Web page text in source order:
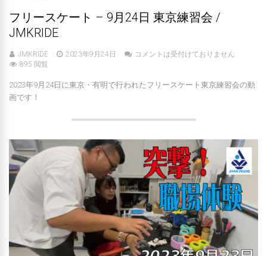
フリースケート – 9月24日 東京練習会 /
JMKRIDE
JMKRIDE 2023年9月24日
コメントは受付けておりません
895 閲覧
2023年9月24日に東京・有明で行われたフリースケート東京練習会の動
画です！